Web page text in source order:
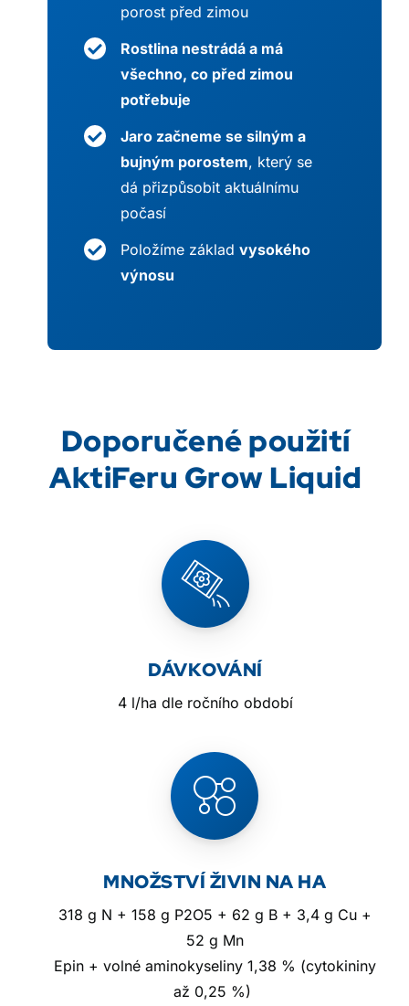
porost před zimou
Rostlina nestrádá a má
všechno, co před zimou
potřebuje
Jaro začneme se silným a
bujným porostem, který se
dá přizpůsobit aktuálnímu
počasí
Položíme základ vysokého
výnosu
Doporučené použití
AktiFeru Grow Liquid
DÁVKOVÁNÍ
4 l/ha dle ročního období
MNOŽSTVÍ ŽIVIN NA HA
318 g N + 158 g P2O5 + 62 g B + 3,4 g Cu +
52 g Mn
Epin + volné aminokyseliny 1,38 % (cytokininy
až 0,25 %)